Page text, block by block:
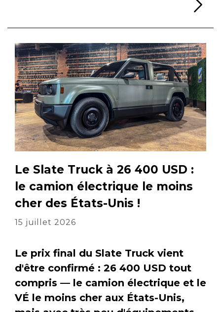
Le Slate Truck à 26 400 USD :
le camion électrique le moins
cher des États-Unis !
15 juillet 2026
Le prix final du Slate Truck vient
d'être confirmé : 26 400 USD tout
compris — le camion électrique et le
VÉ le moins cher aux États-Unis,